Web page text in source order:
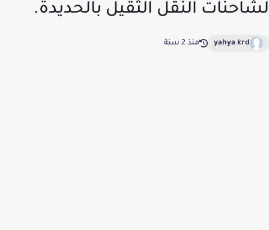
النقل الثقيل بالحديدة.
yahya krd منذ 2 سنة